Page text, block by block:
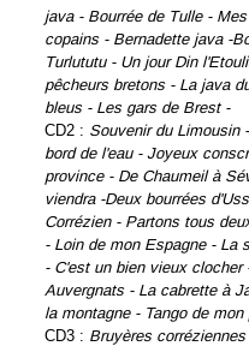
java - Bourrée de Tulle -
copains - Bernadette java -
Turlututu - Un jour Din
pêcheurs bretons - La java
bleus - Les gars de Brest -
CD2 : Souvenir du Limousin -
bord de l'eau -Joyeux
province - De Chaumeil à
viendra -Deux bourrées
Corrézien - Partons tous
- Loin de mon Espagne - La
- C'est un bien vieux clocher
Auvergnats - La cabrette à
la montagne - Tango de
CD3 : Bruyères